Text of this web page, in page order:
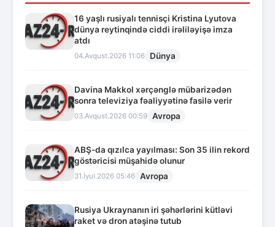
16 yaşlı rusiyalı tennisçi Kristina Lyutova
dünya reytinqində ciddi irəliləyişə imza
atdı
04.Avqust.2026 11:06 Dünya
Davina Makkol xərçənglə mübarizədən
sonra televiziya fəaliyyətinə fasilə verir
03.Avqust.2026 00:59 Avropa
ABŞ-da qızılca yayılması: Son 35 ilin rekord
göstəricisi müşahidə olunur
31.İyul.2026 05:46 Avropa
Rusiya Ukraynanın iri şəhərlərini kütləvi
raket və dron atəşinə tutub